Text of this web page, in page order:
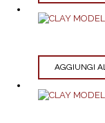
AGGIUNGI